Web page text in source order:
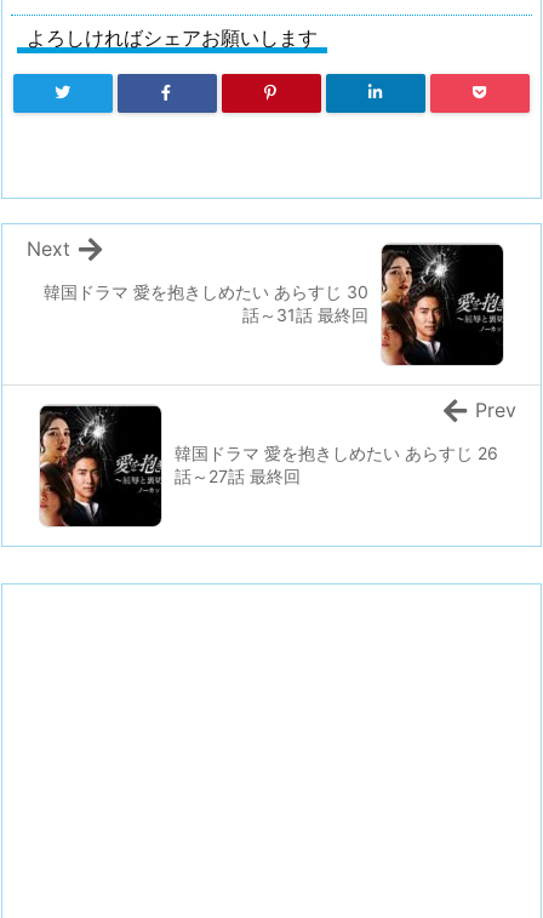
よろしければシェアお願いします
韓国ドラマ 愛を抱きしめたい あらすじ 30
話～31話 最終回
Next
韓国ドラマ 愛を抱きしめたい あらすじ 26
話～27話 最終回
Prev